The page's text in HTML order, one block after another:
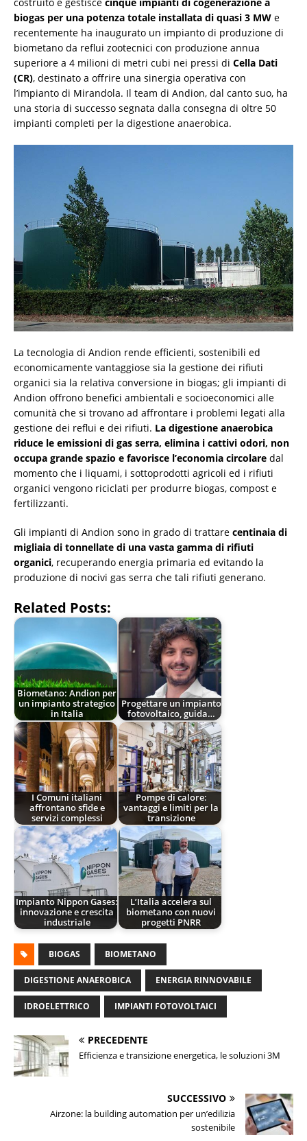
biogas per una potenza totale installata di quasi 3 MW e
recentemente ha inaugurato un impianto di produzione di
biometano da reflui zootecnici con produzione annua
superiore a 4 milioni di metri cubi nei pressi di Cella Dati
(CR), destinato a offrire una sinergia operativa con
l’impianto di Mirandola. Il team di Andion, dal canto suo, ha
una storia di successo segnata dalla consegna di oltre 50
impianti completi per la digestione anaerobica.
La tecnologia di Andion rende efficienti, sostenibili ed
economicamente vantaggiose sia la gestione dei rifiuti
organici sia la relativa conversione in biogas; gli impianti di
Andion offrono benefici ambientali e socioeconomici alle
comunità che si trovano ad affrontare i problemi legati alla
gestione dei reflui e dei rifiuti. La digestione anaerobica
riduce le emissioni di gas serra, elimina i cattivi odori, non
occupa grande spazio e favorisce l’economia circolare dal
momento che i liquami, i sottoprodotti agricoli ed i rifiuti
organici vengono riciclati per produrre biogas, compost e
fertilizzanti.
Gli impianti di Andion sono in grado di trattare centinaia di
migliaia di tonnellate di una vasta gamma di rifiuti
organici, recuperando energia primaria ed evitando la
produzione di nocivi gas serra che tali rifiuti generano.
Related Posts:
Biometano: Andion per
un impianto strategico
in Italia
Progettare un impianto
fotovoltaico, guida…
I Comuni italiani
affrontano sfide e
servizi complessi
Pompe di calore:
vantaggi e limiti per la
transizione
Impianto Nippon Gases:
innovazione e crescita
industriale
L’Italia accelera sul
biometano con nuovi
progetti PNRR
BIOGAS BIOMETANO
DIGESTIONE ANAEROBICA ENERGIA RINNOVABILE
IDROELETTRICO IMPIANTI FOTOVOLTAICI
PRECEDENTE
Efficienza e transizione energetica, le soluzioni 3M
SUCCESSIVO
Airzone: la building automation per un’edilizia
sostenibile